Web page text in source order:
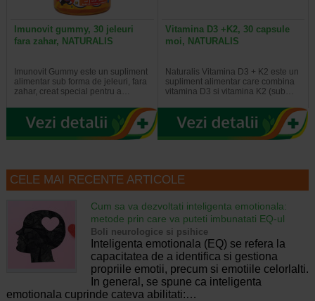
Imunovit gummy, 30 jeleuri
fara zahar, NATURALIS
Imunovit Gummy este un supliment
alimentar sub forma de jeleuri, fara
zahar, creat special pentru a…
Vitamina D3 +K2, 30 capsule
moi, NATURALIS
Naturalis Vitamina D3 + K2 este un
supliment alimentar care combina
vitamina D3 si vitamina K2 (sub…
CELE MAI RECENTE ARTICOLE
Cum sa va dezvoltati inteligenta emotionala:
metode prin care va puteti imbunatati EQ-ul
Boli neurologice si psihice
Inteligenta emotionala (EQ) se refera la
capacitatea de a identifica si gestiona
propriile emotii, precum si emotiile celorlalti.
In general, se spune ca inteligenta
emotionala cuprinde cateva abilitati:…